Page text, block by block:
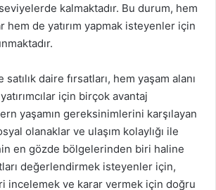
kalmaktadır. Bu durum, hem
hem de yatırım yapmak isteyenler için
satılık daire fırsatları, hem yaşam alanı
için birçok avantaj
yaşamın gereksinimlerini karşılayan
olanaklar ve ulaşım kolaylığı ile
en gözde bölgelerinden biri haline
değerlendirmek isteyenler için,
incelemek ve karar vermek için doğru